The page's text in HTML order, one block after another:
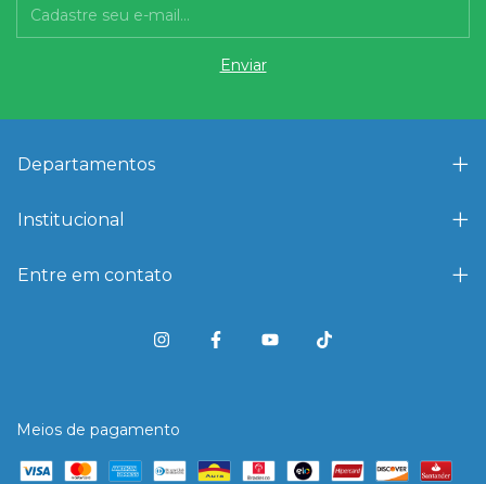
Departamentos
Institucional
Entre em contato
Meios de pagamento